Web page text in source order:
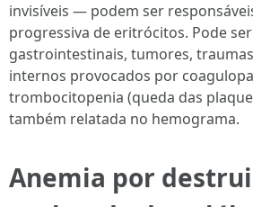
invisíveis — podem ser
progressiva de eritrócitos. Pode
gastrointestinais, tumores,
internos provocados por
trombocitopenia (queda das
também relatada no hemograma.
Anemia por